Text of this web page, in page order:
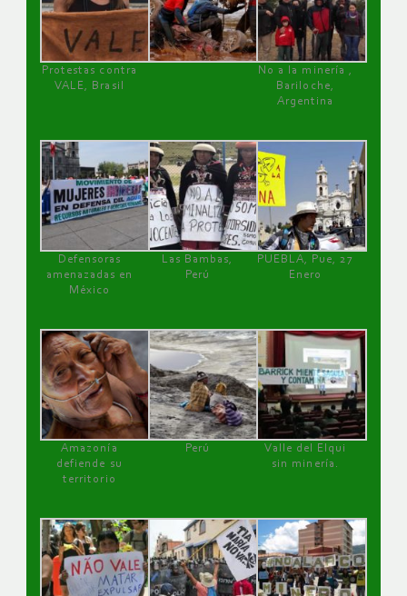
Protestas contra
VALE, Brasil
No a la minería ,
Bariloche,
Argentina
Defensoras
amenazadas en
México
Las Bambas,
Perú
PUEBLA, Pue, 27
Enero
Amazonía
defiende su
territorio
Perú
Valle del Elqui
sin minería.